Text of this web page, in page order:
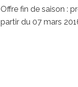
Offre fin de saison :
partir du 07 mars